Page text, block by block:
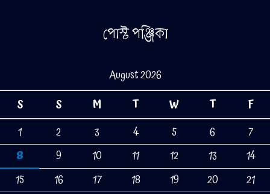
পোস্ট পঞ্জিকা
August 2026
S
S M T W T
F
1
2 3 4 5 6
7
8
9 10 11 12 13
14
15
16 17 18 19 20
21